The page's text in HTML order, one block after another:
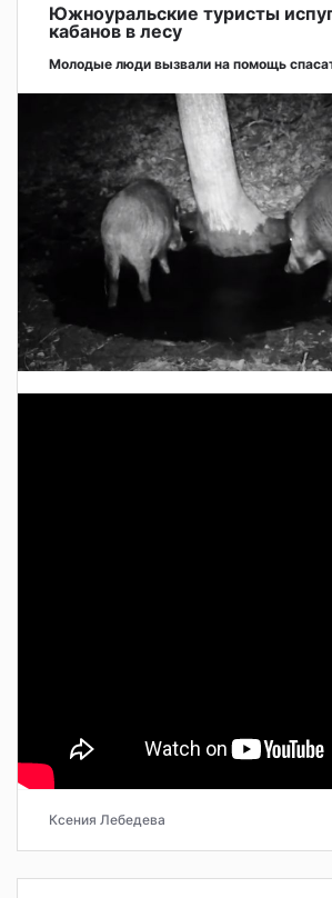
Южноуральские туристы
кабанов в лесу
Молодые люди вызвали на помощь
Ксения Лебедева